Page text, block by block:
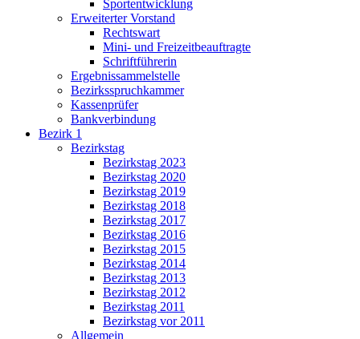
Sportentwicklung
Erweiterter Vorstand
Rechtswart
Mini- und Freizeitbeauftragte
Schriftführerin
Ergebnissammelstelle
Bezirksspruchkammer
Kassenprüfer
Bankverbindung
Bezirk 1
Bezirkstag
Bezirkstag 2023
Bezirkstag 2020
Bezirkstag 2019
Bezirkstag 2018
Bezirkstag 2017
Bezirkstag 2016
Bezirkstag 2015
Bezirkstag 2014
Bezirkstag 2013
Bezirkstag 2012
Bezirkstag 2011
Bezirkstag vor 2011
Allgemein